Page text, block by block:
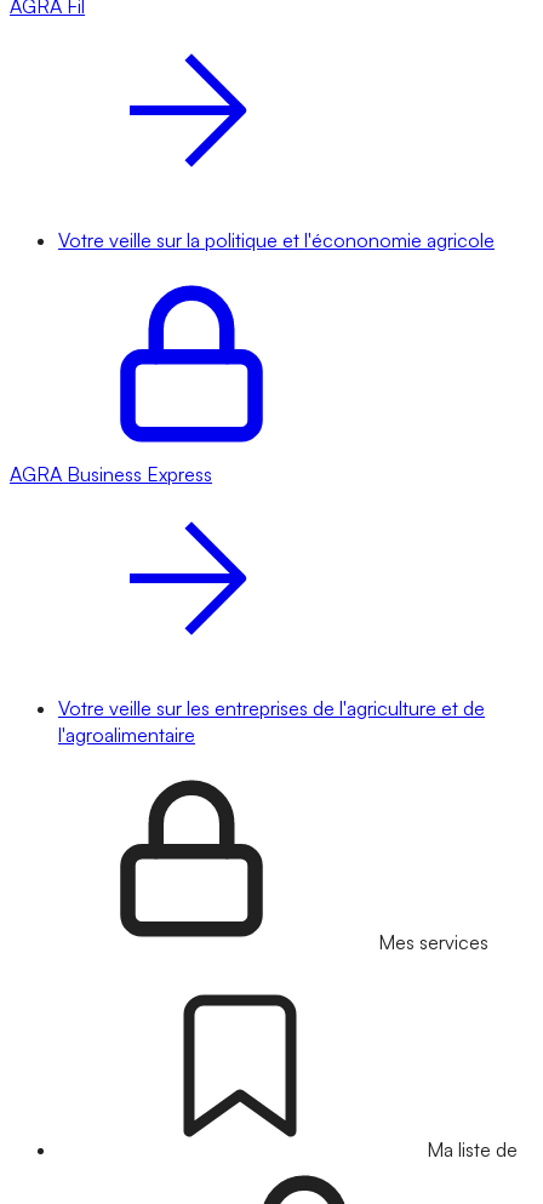
AGRA Fil
Votre veille sur la politique et l'écononomie agricole
AGRA Business Express
Votre veille sur les entreprises de l'agriculture et de
l'agroalimentaire
Mes services
Ma liste de